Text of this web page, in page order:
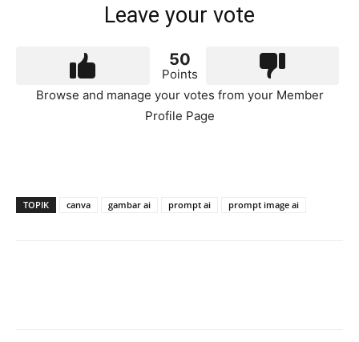
Leave your vote
50
Points
Browse and manage your votes from your Member
Profile Page
TOPIK canva gambar ai prompt ai prompt image ai